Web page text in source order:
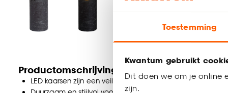
Toestemming
Kwantum gebruikt
Dit doen we om je online
zijn.
Productomschrijving
LED kaarsen zijn een veilig alternatief voor echte kaarsen